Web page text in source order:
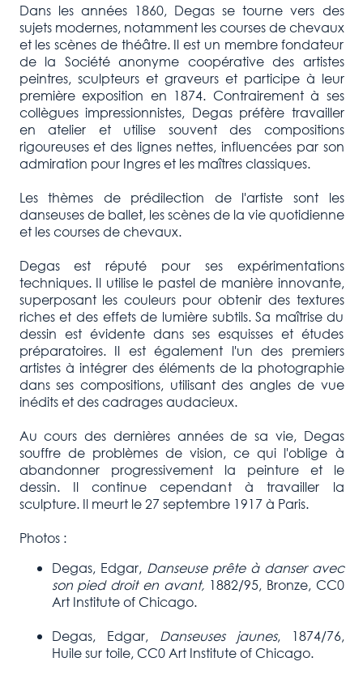
Dans les années 1860, Degas se tourne vers des
sujets modernes, notamment les courses de chevaux
et les scènes de théâtre. Il est un membre fondateur
de la Société anonyme coopérative des artistes
peintres, sculpteurs et graveurs et participe à leur
première exposition en 1874. Contrairement à ses
collègues impressionnistes, Degas préfère travailler
en atelier et utilise souvent des compositions
rigoureuses et des lignes nettes, influencées par son
admiration pour Ingres et les maîtres classiques.
Les thèmes de prédilection de l'artiste sont les
danseuses de ballet, les scènes de la vie quotidienne
et les courses de chevaux.
Degas est réputé pour ses expérimentations
techniques. Il utilise le pastel de manière innovante,
superposant les couleurs pour obtenir des textures
riches et des effets de lumière subtils. Sa maîtrise du
dessin est évidente dans ses esquisses et études
préparatoires. Il est également l'un des premiers
artistes à intégrer des éléments de la photographie
dans ses compositions, utilisant des angles de vue
inédits et des cadrages audacieux.
Au cours des dernières années de sa vie, Degas
souffre de problèmes de vision, ce qui l'oblige à
abandonner progressivement la peinture et le
dessin. Il continue cependant à travailler la
sculpture. Il meurt le 27 septembre 1917 à Paris.
Photos :
Degas, Edgar, Danseuse prête à danser avec
son pied droit en avant,1882/95, Bronze, CC0
Art Institute of Chicago.
Degas, Edgar, Danseuses jaunes, 1874/76,
Huile sur toile, CC0 Art Institute of Chicago.